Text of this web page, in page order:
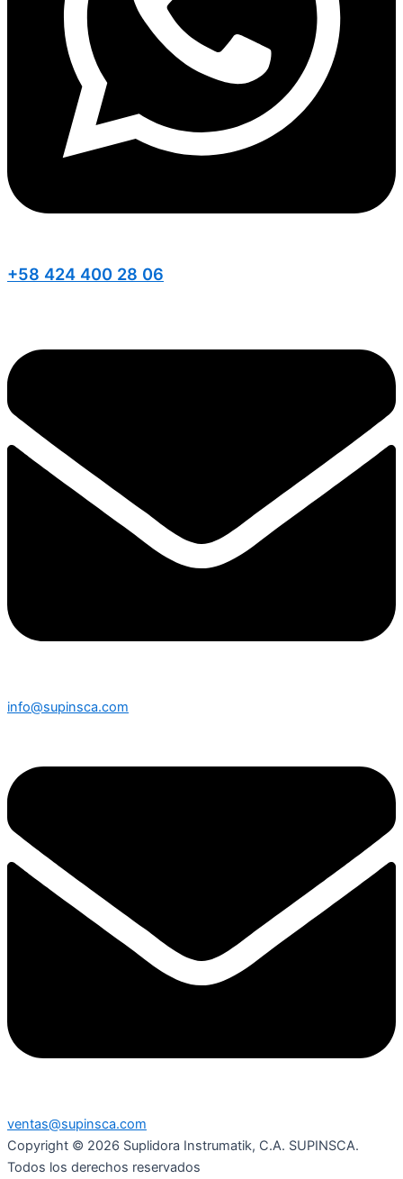
+58 424 400 28 06
info@supinsca.com
ventas@supinsca.com
Copyright © 2026 Suplidora Instrumatik, C.A. SUPINSCA.
Todos los derechos reservados